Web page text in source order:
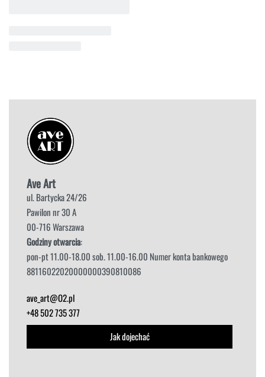
Ave Art
ul. Bartycka 24/26
Pawilon nr 30 A